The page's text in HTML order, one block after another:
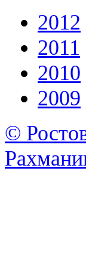
2012
2011
2010
2009
©